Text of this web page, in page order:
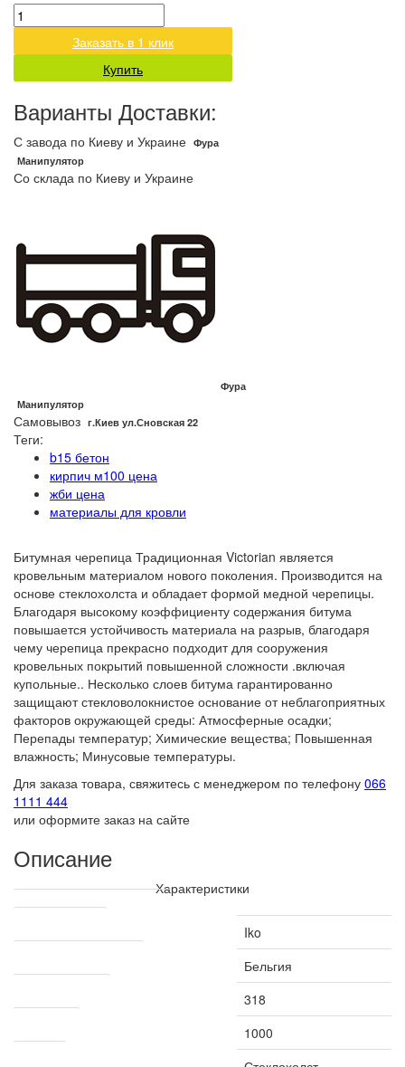
Заказать в 1 клик
Купить
Варианты Доставки:
С завода по Киеву и Украине Фура
Манипулятор
Со склада по Киеву и Украине
Фура
Манипулятор
Самовывоз г.Киев ул.Сновская 22
Теги:
b15 бетон
кирпич м100 цена
жби цена
материалы для кровли
Битумная черепица Традиционная Victorian является
кровельным материалом нового поколения. Производится на
основе стеклохолста и обладает формой медной черепицы.
Благодаря высокому коэффициенту содержания битума
повышается устойчивость материала на разрыв, благодаря
чему черепица прекрасно подходит для сооружения
кровельных покрытий повышенной сложности .включая
купольные.. Несколько слоев битума гарантированно
защищают стекловолокнистое основание от неблагоприятных
факторов окружающей среды: Атмосферные осадки;
Перепады температур; Химические вещества; Повышенная
влажность; Минусовые температуры.
Для заказа товара, свяжитесь с менеджером по телефону 066
1111 444
или оформите заказ на сайте
Описание
Характеристики
Технические характеристики
Iko
Бельгия
318
1000